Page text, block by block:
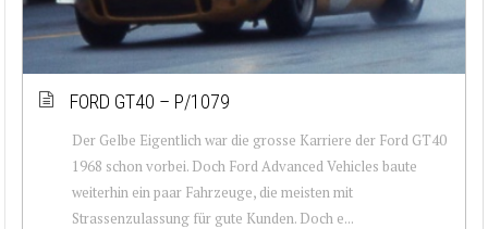
FORD GT40 – P/1079
Der Gelbe Eigentlich war die grosse Karriere der Ford GT40
1968 schon vorbei. Doch Ford Advanced Vehicles baute
weiterhin ein paar Fahrzeuge, die meisten mit
Strassenzulassung für gute Kunden. Doch e...